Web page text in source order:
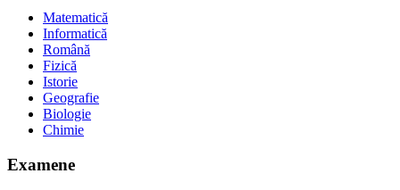
Matematică
Informatică
Română
Fizică
Istorie
Geografie
Biologie
Chimie
Examene